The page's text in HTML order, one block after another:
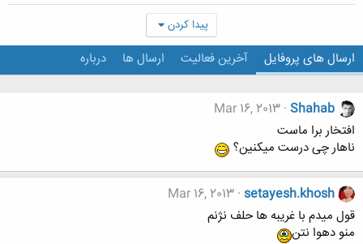
پیدا کردن
ارسال های پروفایل آخرین فعالیت ارسال ها درباره
Shahab
Mar 16, 2013
افتخار برا ماست
ناهار چی درست میکنین؟
setayesh.khosh
Mar 16, 2013
قول میدم با غریبه ها حلف نژنم
منو دهوا نتن